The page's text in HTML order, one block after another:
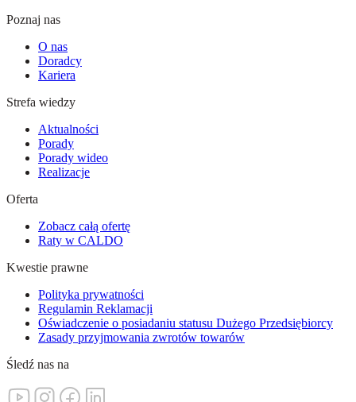
Poznaj nas
O nas
Doradcy
Kariera
Strefa wiedzy
Aktualności
Porady
Porady wideo
Realizacje
Oferta
Zobacz całą ofertę
Raty w CALDO
Kwestie prawne
Polityka prywatności
Regulamin Reklamacji
Oświadczenie o posiadaniu statusu Dużego Przedsiębiorcy
Zasady przyjmowania zwrotów towarów
Śledź nas na